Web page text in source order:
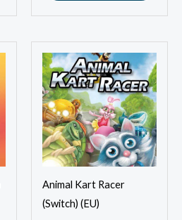
Animal Kart Racer
(Switch) (EU)